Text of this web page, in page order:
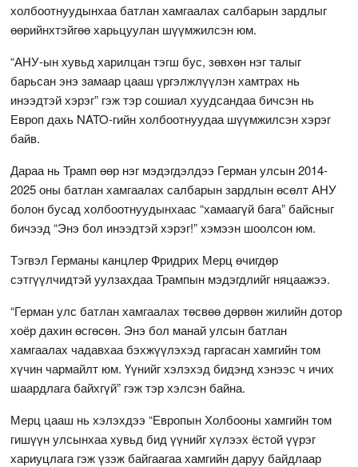
холбоотнуудынхаа батлан хамгаалах салбарын зардлыг
өөрийнхтэйгөө харьцуулан шүүмжилсэн юм.
“АНУ-ын хувьд харилцан тэгш бус, зөвхөн нэг талыг
барьсан энэ замаар цааш үргэлжлүүлэн хамтрах нь
инээдтэй хэрэг” гэж тэр сошиал хуудсандаа бичсэн нь
Европ дахь NATO-гийн холбоотнуудаа шүүмжилсэн хэрэг
байв.
Дараа нь Трамп өөр нэг мэдэгдэлдээ Герман улсын 2014-
2025 оны батлан хамгаалах салбарын зардлын өсөлт АНУ
болон бусад холбоотнуудынхаас “хамаагүй бага” байсныг
бичээд “Энэ бол инээдтэй хэрэг!” хэмээн шоолсон юм.
Тэгвэл Германы канцлер Фридрих Мерц өчигдөр
сэтгүүлчидтэй уулзахдаа Трампын мэдэгдлийг няцаажээ.
“Герман улс батлан хамгаалах төсвөө дөрвөн жилийн дотор
хоёр дахин өсгөсөн. Энэ бол манай улсын батлан
хамгаалах чадавхаа бэхжүүлэхэд гаргасан хамгийн том
хүчин чармайлт юм. Үүнийг хэлэхэд бидэнд хэнээс ч ичих
шаардлага байхгүй” гэж тэр хэлсэн байна.
Мерц цааш нь хэлэхдээ “Европын Холбооны хамгийн том
гишүүн улсынхаа хувьд бид үүнийг хүлээх ёстой үүрэг
хариуцлага гэж үзэж байгаагаа хамгийн даруу байдлаар